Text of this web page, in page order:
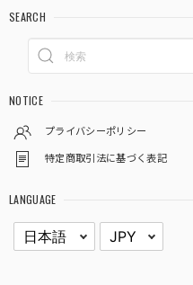
SEARCH
NOTICE
プライバシーポリシー
特定商取引法に基づく表記
LANGUAGE